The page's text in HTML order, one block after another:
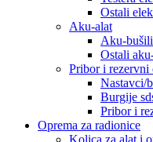
Ostali
Aku-alat
Aku-
Ostali
Pribor i rezervni
Nastavci/
Burgije
Pribor i
Oprema za radionice
Kolica za alat i